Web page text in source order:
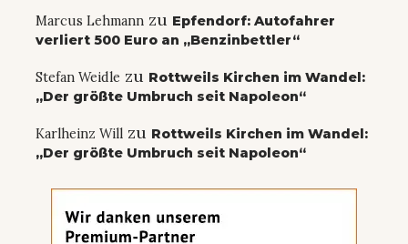
Marcus Lehmann zu Epfendorf: Autofahrer
verliert 500 Euro an „Benzinbettler“
Stefan Weidle zu Rottweils Kirchen im Wandel:
„Der größte Umbruch seit Napoleon“
Karlheinz Will zu Rottweils Kirchen im Wandel:
„Der größte Umbruch seit Napoleon“